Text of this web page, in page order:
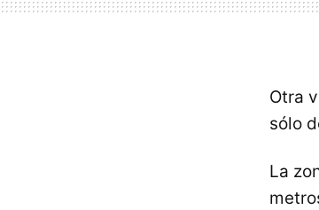
Otra
sólo
La